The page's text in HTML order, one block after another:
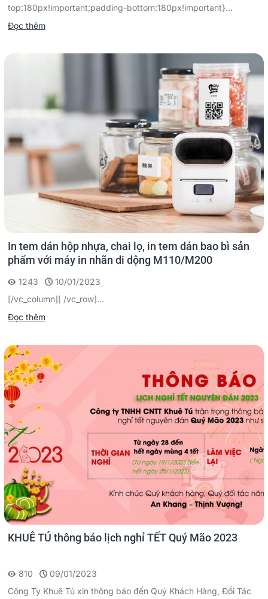
top:180px!important;padding-bottom:180px!important}...
Đọc thêm
In tem dán hộp nhựa, chai lọ, in tem dán bao bì sản
phẩm với máy in nhãn di dộng M110/M200
1243
10/01/2023
[/vc_column][ /vc_row]...
Đọc thêm
KHUÊ TÚ thông báo lịch nghỉ TẾT Quý Mão 2023
810
09/01/2023
Công Ty Khuê Tú xin thông báo đến Quý Khách Hàng, Đối Tác